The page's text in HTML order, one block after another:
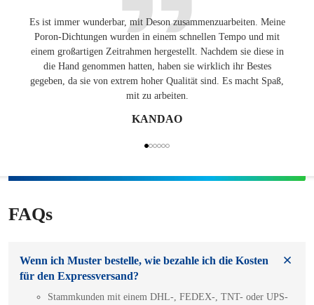
Es ist immer wunderbar, mit Deson zusammenzuarbeiten. Meine
Poron-Dichtungen wurden in einem schnellen Tempo und mit
einem großartigen Zeitrahmen hergestellt. Nachdem sie diese in
die Hand genommen hatten, haben sie wirklich ihr Bestes
gegeben, da sie von extrem hoher Qualität sind. Es macht Spaß,
mit zu arbeiten.
KANDAO
FAQs
Wenn ich Muster bestelle, wie bezahle ich die Kosten
für den Expressversand?
Stammkunden mit einem DHL-, FEDEX-, TNT- oder UPS-